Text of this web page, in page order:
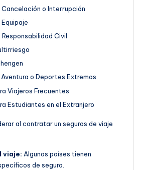
Cancelación o Interrupción
Responsabilidad Civil
Aventura o Deportes Extremos
Viajeros Frecuentes
Estudiantes en el Extranjero
al contratar un seguros de viaje
viaje: Algunos países tienen
de seguro.